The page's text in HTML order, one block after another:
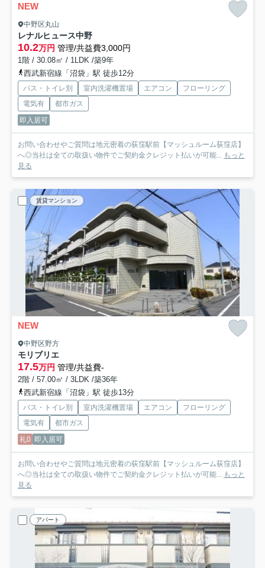
NEW
中野区丸山
レナルヒュース中野
10.2万円 管理/共益費3,000円
1階 / 30.08㎡ / 1LDK /築9年
西武新宿線「沼袋」駅 徒歩12分
バス・トイレ別 室内洗濯機置場 エアコン
フローリング
電気有
都市ガス
即入居可
お問い合わせやご質問は地元密着の荻窪駅前【マッシュルーム荻窪店】
へ◎当社は全ての取扱い物件でご契約金クレジット払いが可能...
もっと
見る
賃貸マンション
NEW
中野区野方
モリブリエ
17.5万円 管理/共益費-
2階 / 57.00㎡ / 3LDK /築36年
西武新宿線「沼袋」駅 徒歩13分
バス・トイレ別 室内洗濯機置場 エアコン
フローリング
電気有
都市ガス
礼0 即入居可
お問い合わせやご質問は地元密着の荻窪駅前【マッシュルーム荻窪店】
へ◎当社は全ての取扱い物件でご契約金クレジット払いが可能... もっと
見る
アパート